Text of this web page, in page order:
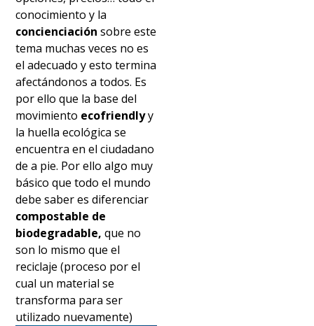
conocimiento y la
concienciación sobre este
tema muchas veces no es
el adecuado y esto termina
afectándonos a todos. Es
por ello que la base del
movimiento ecofriendlyy
la huella ecológica se
encuentra en el ciudadano
de a pie. Por ello algo muy
básico que todo el mundo
debe saber es diferenciar
compostable de
biodegradable, que no
son lo mismo que el
reciclaje (proceso por el
cual un material se
transforma para ser
utilizado nuevamente)